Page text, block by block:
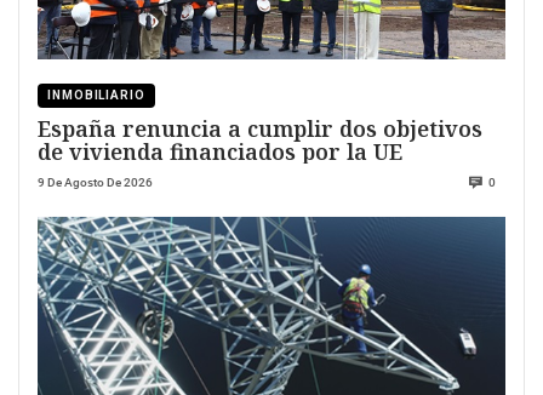
INMOBILIARIO
España renuncia a cumplir dos objetivos
de vivienda financiados por la UE
9 De Agosto De 2026 0